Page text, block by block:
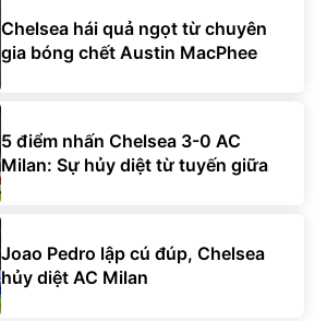
Chelsea hái quả ngọt từ chuyên
gia bóng chết Austin MacPhee
5 điểm nhấn Chelsea 3-0 AC
Milan: Sự hủy diệt từ tuyến giữa
Joao Pedro lập cú đúp, Chelsea
hủy diệt AC Milan